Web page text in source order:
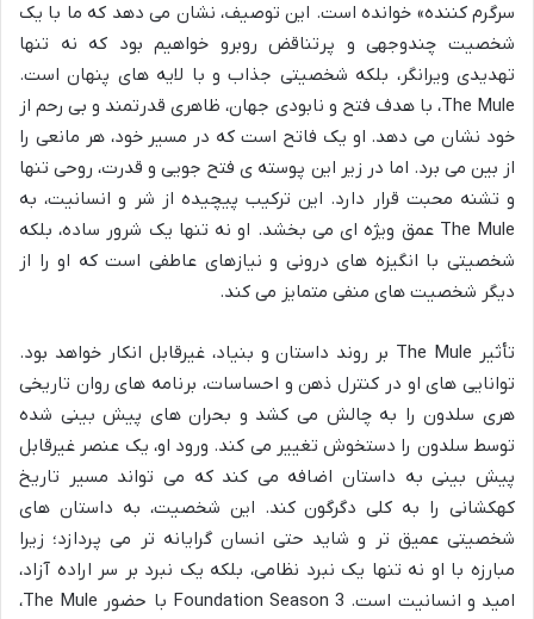
سرگرم کننده» خوانده است. این توصیف، نشان می دهد که ما با یک
شخصیت چندوجهی و پرتناقض روبرو خواهیم بود که نه تنها
تهدیدی ویرانگر، بلکه شخصیتی جذاب و با لایه های پنهان است.
The Mule، با هدف فتح و نابودی جهان، ظاهری قدرتمند و بی رحم از
خود نشان می دهد. او یک فاتح است که در مسیر خود، هر مانعی را
از بین می برد. اما در زیر این پوسته ی فتح جویی و قدرت، روحی تنها
و تشنه محبت قرار دارد. این ترکیب پیچیده از شر و انسانیت، به
The Mule عمق ویژه ای می بخشد. او نه تنها یک شرور ساده، بلکه
شخصیتی با انگیزه های درونی و نیازهای عاطفی است که او را از
دیگر شخصیت های منفی متمایز می کند.
تأثیر The Mule بر روند داستان و بنیاد، غیرقابل انکار خواهد بود.
توانایی های او در کنترل ذهن و احساسات، برنامه های روان تاریخی
هری سلدون را به چالش می کشد و بحران های پیش بینی شده
توسط سلدون را دستخوش تغییر می کند. ورود او، یک عنصر غیرقابل
پیش بینی به داستان اضافه می کند که می تواند مسیر تاریخ
کهکشانی را به کلی دگرگون کند. این شخصیت، به داستان های
شخصیتی عمیق تر و شاید حتی انسان گرایانه تر می پردازد؛ زیرا
مبارزه با او نه تنها یک نبرد نظامی، بلکه یک نبرد بر سر اراده آزاد،
امید و انسانیت است. Foundation Season 3 با حضور The Mule،